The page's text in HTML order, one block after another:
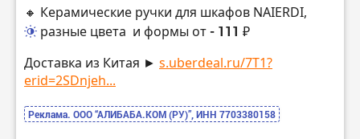
🔸 Керамические ручки для шкафов NAIERDI,
разные цвета и формы от- 111 ₽
Доставка из Китая ► s.uberdeal.ru/7T1?
erid=2SDnjeh...
Реклама. ООО “АЛИБАБА.КОМ (РУ)”, ИНН 7703380158